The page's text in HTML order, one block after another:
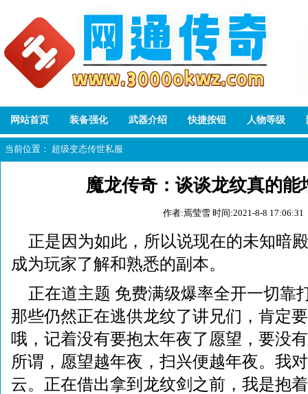
网站首页 装备强化 武器介绍 快捷按钮 人物等级
当前位置： 超级变态传世私服
魔龙传奇：谈谈龙纹真的能
作者:焉莹雪 时间:2021-8-8 17:06:31
正是因为如此，所以说现在的未知暗
成为玩家了解和熟悉的副本。
正在道主题 免费满级爆率全开一切靠
那些仍然正在逃供龙纹了讲兄们，肯定
哦，记着没有要抱太年夜了愿望，要没
所谓，愿望越年夜，扫兴便越年夜。我
云。正在借出拿到龙纹剑之前，我是抱